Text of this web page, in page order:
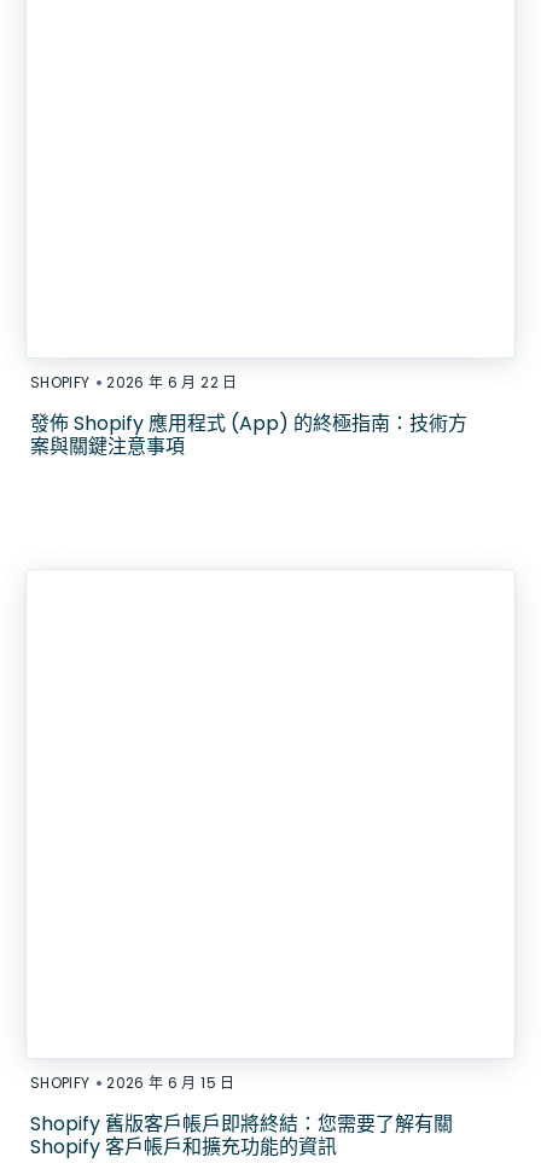
SHOPIFY • 2026 年 6 月 22 日
發佈 Shopify 應用程式 (App) 的終極指南：技術方
案與關鍵注意事項
SHOPIFY • 2026 年 6 月 15 日
Shopify 舊版客戶帳戶即將終結：您需要了解有關
Shopify 客戶帳戶和擴充功能的資訊